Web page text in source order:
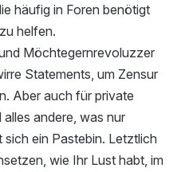
häufig in Foren benötigt
helfen.
Möchtegernrevoluzzer
Statements, um Zensur
Aber auch für private
andere, was nur
ein Pastebin. Letztlich
wie Ihr Lust habt, im